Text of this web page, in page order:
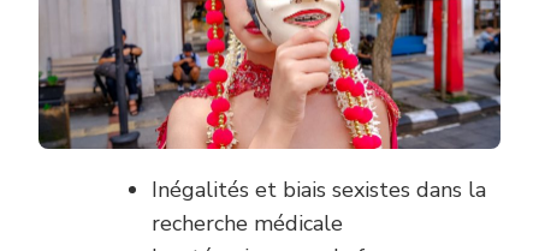
DU
WOMANIZER
STUDY
Inégalités et biais sexistes dans la
recherche médicale